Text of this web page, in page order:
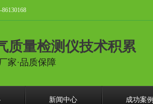
质量检测仪技术积累
家·品质保障
新闻中心 成功案例